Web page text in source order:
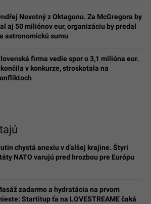
Novotný z Oktagonu. Za McGregora by
aj 50 miliónov eur, organizáciu by predal
astronomickú sumu
firma vedie spor o 3,1 milióna eur.
v konkurze, stroskotala na
chystá anexiu v ďalšej krajine. Štyri
NATO varujú pred hrozbou pre Európu
zadarmo a hydratácia na prvom
Startitup ťa na LOVESTREAME čaká